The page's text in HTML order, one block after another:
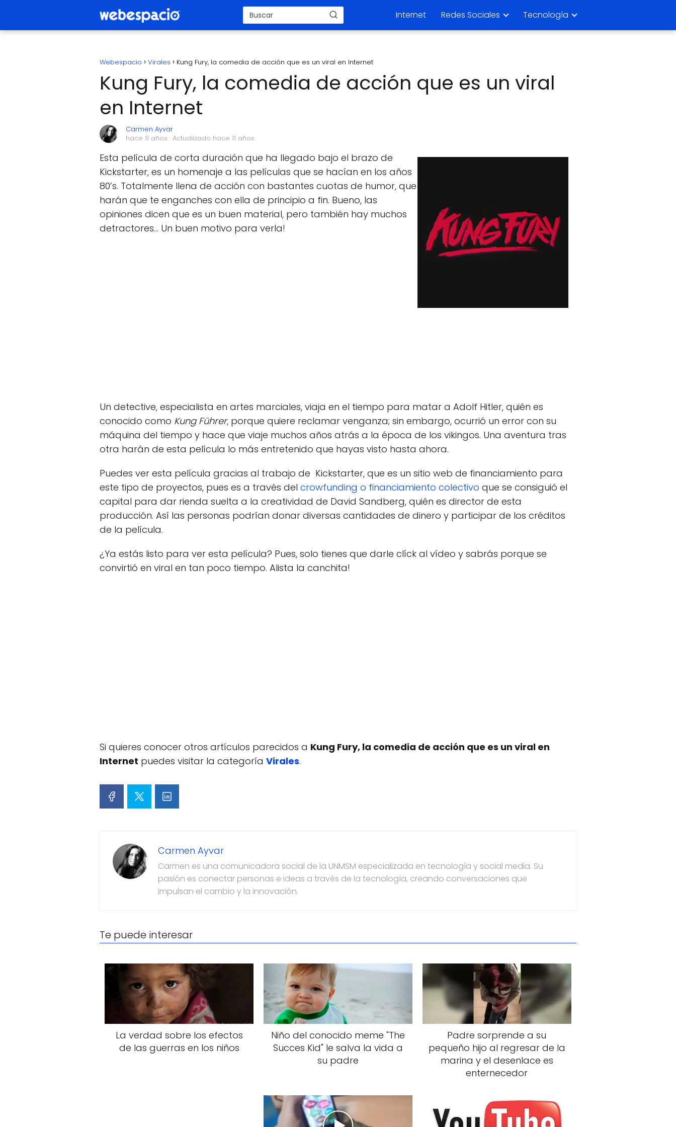
Internet Redes Sociales Tecnología
Webespacio Virales Kung Fury, la comedia de acción que es un viral en Internet
Kung Fury, la comedia de acción que es un viral
en Internet
Carmen Ayvar
hace 11 años · Actualizado hace 11 años
Esta película de corta duración que ha llegado bajo el brazo de
Kickstarter, es un homenaje a las películas que se hacían en los años
80’s. Totalmente llena de acción con bastantes cuotas de humor, que
harán que te enganches con ella de principio a fin. Bueno, las
opiniones dicen que es un buen material, pero también hay muchos
detractores... Un buen motivo para verla!
Un detective, especialista en artes marciales, viaja en el tiempo para matar a Adolf Hitler, quién es
conocido como Kung Führer, porque quiere reclamar venganza; sin embargo, ocurrió un error con su
máquina del tiempo y hace que viaje muchos años atrás a la época de los vikingos. Una aventura tras
otra harán de esta película lo más entretenido que hayas visto hasta ahora.
Puedes ver esta película gracias al trabajo de Kickstarter, que es un sitio web de financiamiento para
este tipo de proyectos, pues es a través del crowfunding o financiamiento colectivo que se consiguió el
capital para dar rienda suelta a la creatividad de David Sandberg, quién es director de esta
producción. Así las personas podrían donar diversas cantidades de dinero y participar de los créditos
de la película.
¿Ya estás listo para ver esta película? Pues, solo tienes que darle clíck al vídeo y sabrás porque se
convirtió en viral en tan poco tiempo. Alista la canchita!
Si quieres conocer otros artículos parecidos a Kung Fury, la comedia de acción que es un viral en
Internet puedes visitar la categoría Virales.
Carmen Ayvar
Carmen es una comunicadora social de la UNMSM especializada en tecnología y social media. Su
pasión es conectar personas e ideas a través de la tecnología, creando conversaciones que
impulsan el cambio y la innovación.
Te puede interesar
La verdad sobre los efectos
de las guerras en los niños
Niño del conocido meme "The
Succes Kid" le salva la vida a
su padre
Padre sorprende a su
pequeño hijo al regresar de la
marina y el desenlace es
enternecedor